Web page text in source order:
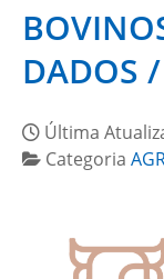
DADOS
Última
Categoria